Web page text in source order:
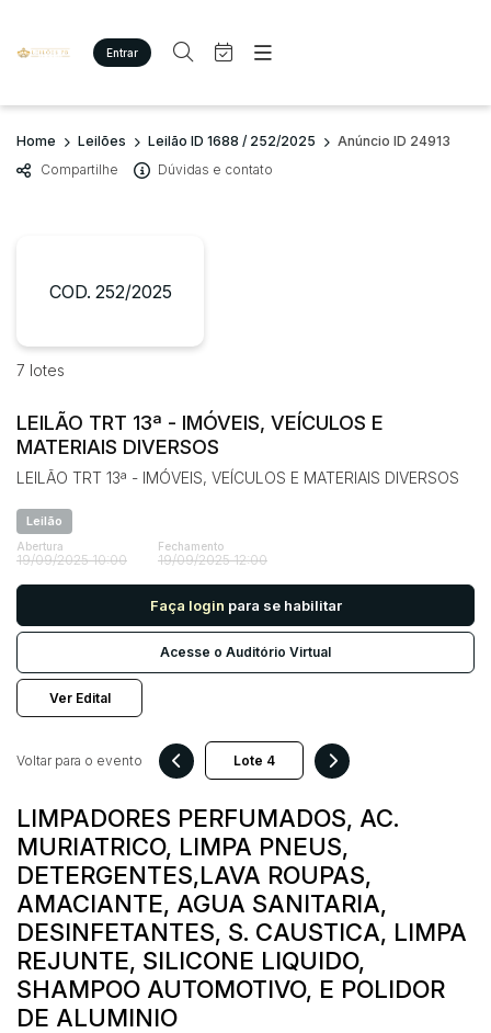
Entrar
Criar conta Entrar
Site
Agenda
Quem Somos
Imóveis
Veículos
Carros
Pesados
Utilitário
Busca por palavra-chave
Bairro
Judiciais Extrajudiciais
Faixa de valor
R$ até R$
Quem Somos
Home Leilões Leilão ID 1688 / 252/2025
Anúncio ID 24913
Compartilhe
Dúvidas e contato
COD. 252/2025
7 lotes
LEILÃO TRT 13ª - IMÓVEIS, VEÍCULOS E
MATERIAIS DIVERSOS
LEILÃO TRT 13ª - IMÓVEIS, VEÍCULOS E MATERIAIS DIVERSOS
Leilão
Abertura
19/09/2025 10:00
Fechamento
19/09/2025 12:00
Faça login para se habilitar
Acesse o Auditório Virtual
Ver Edital
LIMPADORES PERFUMADOS, AC.
MURIATRICO, LIMPA PNEUS,
DETERGENTES,LAVA ROUPAS,
AMACIANTE, AGUA SANITARIA,
DESINFETANTES, S. CAUSTICA, LIMPA
REJUNTE, SILICONE LIQUIDO,
SHAMPOO AUTOMOTIVO, E POLIDOR
DE ALUMINIO
Voltar para o evento